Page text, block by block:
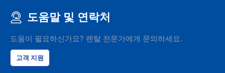
도움말 및 연락처
도움이 필요하신가요? 렌탈 전문가에게 문의하세요.
고객 지원